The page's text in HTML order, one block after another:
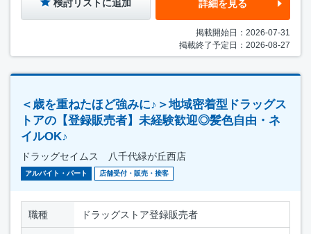
検討リストに追加 詳細を見る
掲載開始日：2026-07-31
掲載終了予定日：2026-08-27
＜歳を重ねたほど強みに♪＞地域密着型ドラッグス
トアの【登録販売者】未経験歓迎◎髪色自由・ネ
イルOK♪
ドラッグセイムス 八千代緑が丘西店
アルバイト・パート 店舗受付・販売・接客
職種 ドラッグストア登録販売者